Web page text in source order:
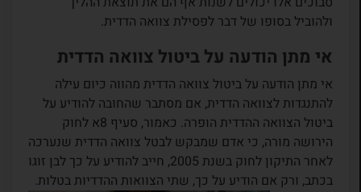
ולהוביל בסופו של דבר לפסילת צוואה הדדית.
אי מתן הודעה על ביטול צוואה הדדית
אי מתן הודעה על ביטול צוואה הדדית מהווה כיום עילה
להתנגדות לצוואה הדדית, אם מסתבר שהחובה להודיע על
ביטול הצוואה ההדדית הופרה. כאמור, סעיף 8א לחוק
הירושה מורה, כי אדם שמבקש לבטל צוואה הדדית שנערכה
לאחר התיקון לחוק בשנת 2005, חייב להודיע על כך לבן זוגו
בכתב, ורק אם הודיע על כך, שתי הצוואות ההדדיות בטלות.